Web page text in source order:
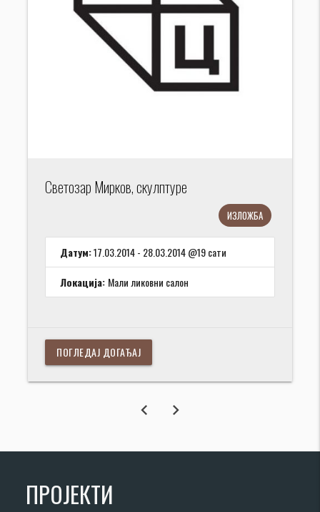
Светозар Мирков, скулптуре
ИЗЛОЖБА
Датум:17.03.2014 - 28.03.2014 @19 сати
Локација: Мали ликовни салон
ПОГЛЕДАЈ ДОГАЂАЈ
chevron_left chevron_right
ПРОЈЕКТИ